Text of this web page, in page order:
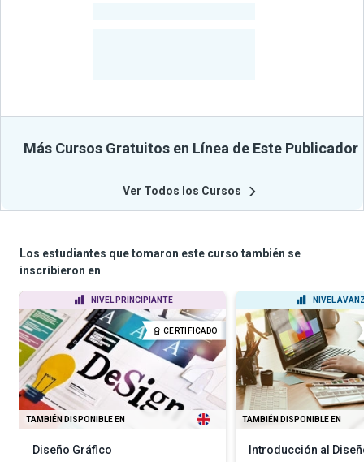
Más Cursos Gratuitos en Línea de Este Publicador
Ver Todos los Cursos
Los estudiantes que tomaron este curso también se
inscribieron en
NIVEL PRINCIPIANTE
CERTIFICADO
TAMBIÉN DISPONIBLE EN
Diseño Gráfico
NIVEL
TAMBIÉN DISPONIBLE EN
Introducción al